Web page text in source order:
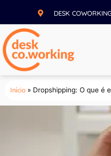
DESK
Início » Dropshipping: O que é